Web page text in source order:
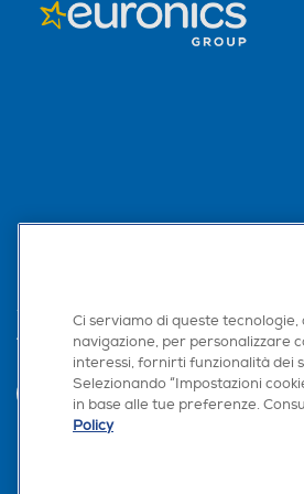
Trova negozio
Ci serviamo di queste
navigazione, per personalizzare
interessi, fornirti funzionalità dei
Selezionando “Impostazioni
in base alle tue preferenze.
Policy